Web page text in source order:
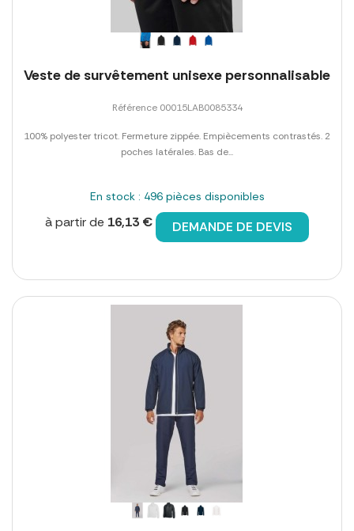
Veste de survêtement unisexe personnalisable
Référence 00015LAB0085334
100% polyester tricot. Fermeture zippée. Empiècements contrastés. 2
poches latérales. Bas de...
En stock : 496 pièces disponibles
à partir de 16,13 € DEMANDE DE DEVIS